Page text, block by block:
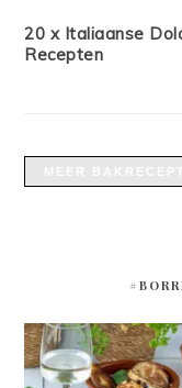
20 x Italiaanse
Recepten